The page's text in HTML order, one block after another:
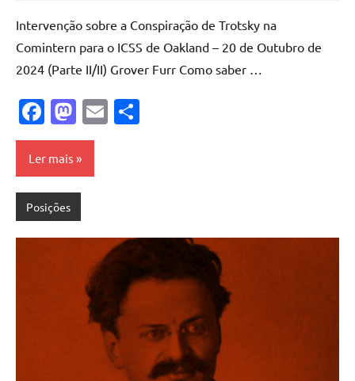
Intervenção sobre a Conspiração de Trotsky na
Comintern para o ICSS de Oakland – 20 de Outubro de
2024 (Parte II/II) Grover Furr Como saber …
Facebook
Mastodon
Email
Ler mais
Posições